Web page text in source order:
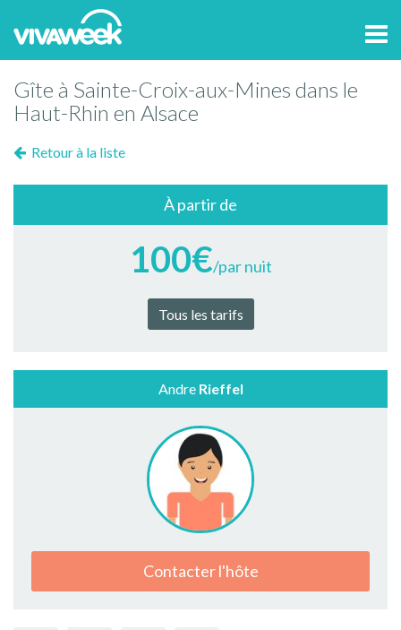
Gîte à Sainte-Croix-aux-Mines dans le
Haut-Rhin en Alsace
Retour à la liste
À partir de
100€/par nuit
Tous les tarifs
Andre Rieffel
Contacter l'hôte